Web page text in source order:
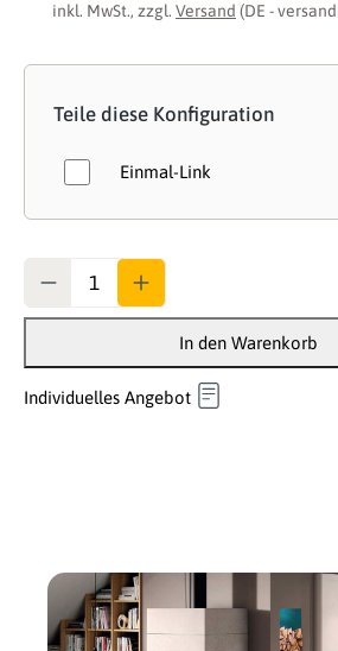
inkl. MwSt., zzgl. Versand (DE -
Teile diese Konfiguration
Einmal-Link
In den Warenkorb
Individuelles Angebot